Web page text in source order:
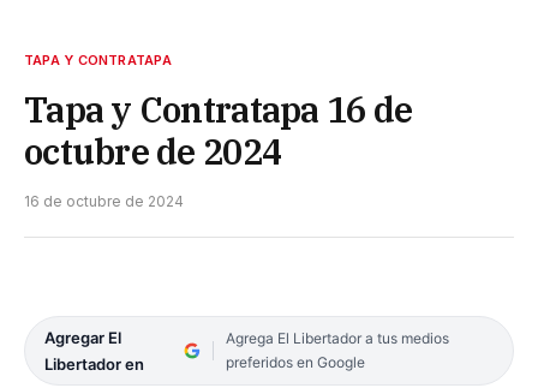
TAPA Y CONTRATAPA
Tapa y Contratapa 16 de
octubre de 2024
16 de octubre de 2024
Agregar El
Libertador en
Agrega El Libertador a tus medios
preferidos en Google